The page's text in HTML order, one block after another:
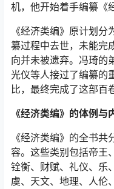
机，他开始着手编纂《
《经济类编》原计划
纂过程中去世，未能完
向并未被遗弃。冯琦的
光仪等人接过了编纂的
比，最终完成了这部百
《经济类编》的体例与
《经济类编》的全书
容。这些类别包括帝王
铨衡、财赋、礼仪、乐
虞、天文、地理、人伦